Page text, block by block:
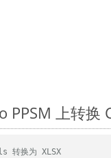
PPSM 上转换
转换为 XLSX